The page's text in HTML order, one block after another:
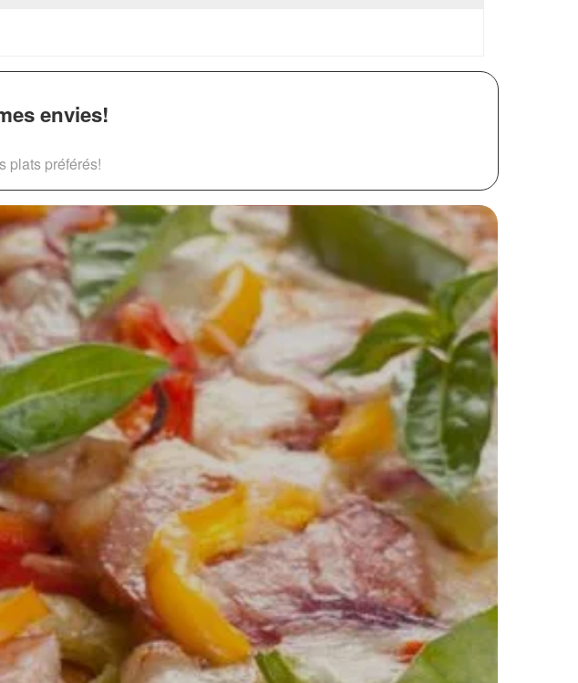
envies!
plats préférés!